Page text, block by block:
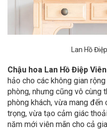
Lan Hồ
Chậu hoa Lan Hồ Điệp
hảo cho các không gian
phòng, nhưng cũng vô cùng
phòng khách, vừa mang
trọng, vừa tạo cảm giác
năm mới viên mãn cho cả